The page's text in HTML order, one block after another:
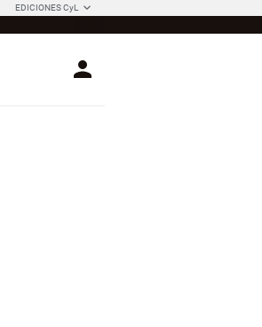
EDICIONES CyL
Login